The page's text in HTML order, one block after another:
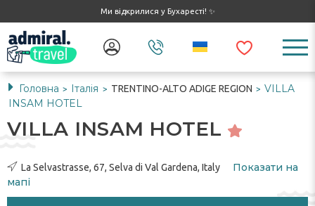
Ми відкрилися у Бухаресті! ✨
Головна > Італія > TRENTINO-ALTO ADIGE REGION > VILLA
INSAM HOTEL
VILLA INSAM HOTEL
La Selvastrasse, 67, Selva di Val Gardena, Italy
Показати на
мапі